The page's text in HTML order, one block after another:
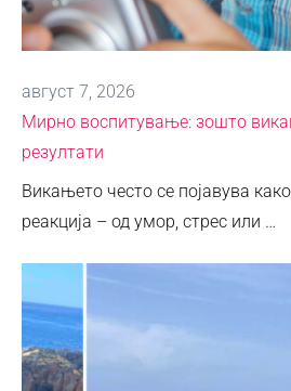
август 7, 2026
Мирно воспитување: зошто
резултати
Викањето често се појавува
реакција – од умор, стрес или …